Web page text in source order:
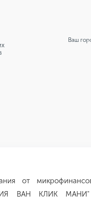
Ваш
от
ВАН КЛИК